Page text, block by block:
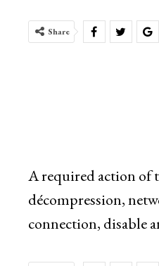
Share
A required action of
décompression,
connection, disable